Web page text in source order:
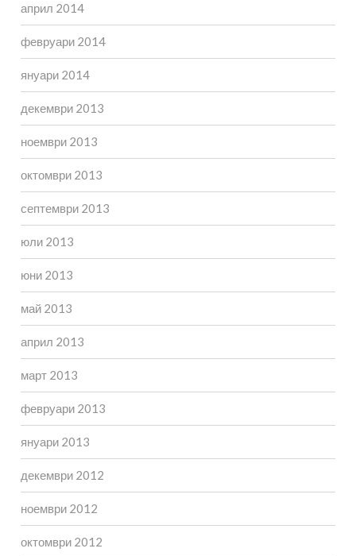
април 2014
февруари 2014
януари 2014
декември 2013
ноември 2013
октомври 2013
септември 2013
юли 2013
юни 2013
май 2013
април 2013
март 2013
февруари 2013
януари 2013
декември 2012
ноември 2012
октомври 2012